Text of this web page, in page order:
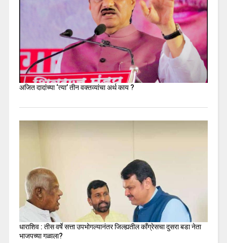
अजित दादांच्या ‘त्या’ तीन वक्तव्यांचा अर्थ काय ?
धाराशिव : तीस वर्षे सत्ता उपभोगल्यानंतर जिल्ह्यतील कॉंग्रेसचा दुसरा बडा नेता
भाजपच्या गळाला?